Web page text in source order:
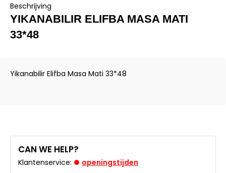
Beschrijving
YIKANABILIR ELIFBA MASA MATI
33*48
Yikanabilir Elifba Masa Mati 33*48
CAN WE HELP?
Klantenservice: openingstijden